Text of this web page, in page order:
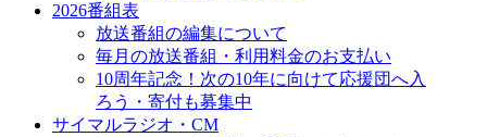
2026番組表
放送番組の編集について
毎月の放送番組・利用料金のお支払い
10周年記念！次の10年に向けて応援団へ入
ろう・寄付も募集中
サイマルラジオ・CM